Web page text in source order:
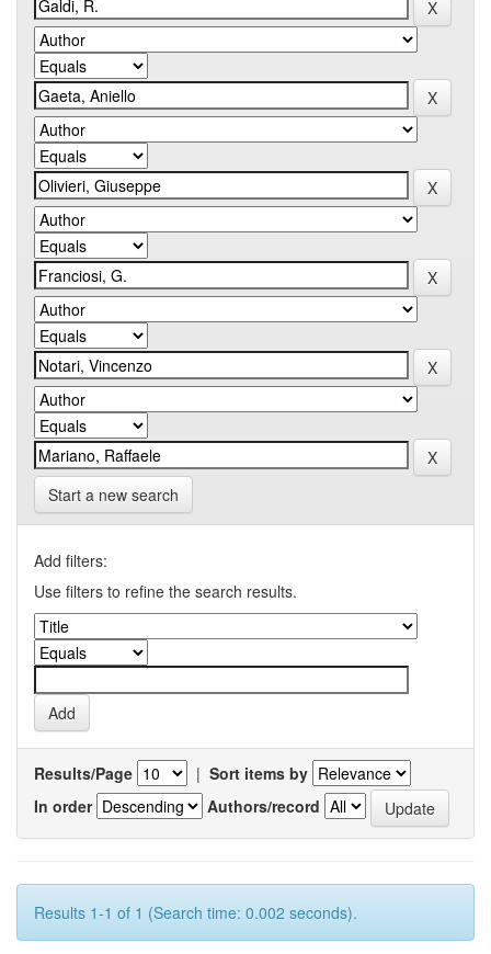
Start a new search
Add filters:
Use filters to refine the search results.
Results/Page | Sort items by
In order
Authors/record
Results 1-1 of 1 (Search time: 0.002 seconds).